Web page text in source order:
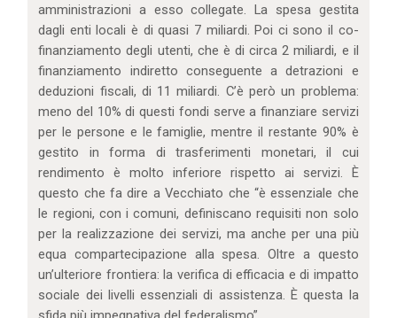
amministrazioni a esso collegate. La spesa gestita
dagli enti locali è di quasi 7 miliardi. Poi ci sono il co-
finanziamento degli utenti, che è di circa 2 miliardi, e il
finanziamento indiretto conseguente a detrazioni e
deduzioni fiscali, di 11 miliardi. C’è però un problema:
meno del 10% di questi fondi serve a finanziare servizi
per le persone e le famiglie, mentre il restante 90% è
gestito in forma di trasferimenti monetari, il cui
rendimento è molto inferiore rispetto ai servizi. È
questo che fa dire a Vecchiato che “è essenziale che
le regioni, con i comuni, definiscano requisiti non solo
per la realizzazione dei servizi, ma anche per una più
equa compartecipazione alla spesa. Oltre a questo
un’ulteriore frontiera: la verifica di efficacia e di impatto
sociale dei livelli essenziali di assistenza. È questa la